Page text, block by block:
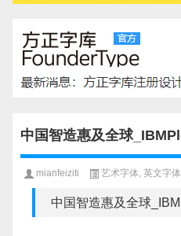
中国智造惠及全球
mianfeiziti 艺术字体 英文字体
中国智造惠及全球